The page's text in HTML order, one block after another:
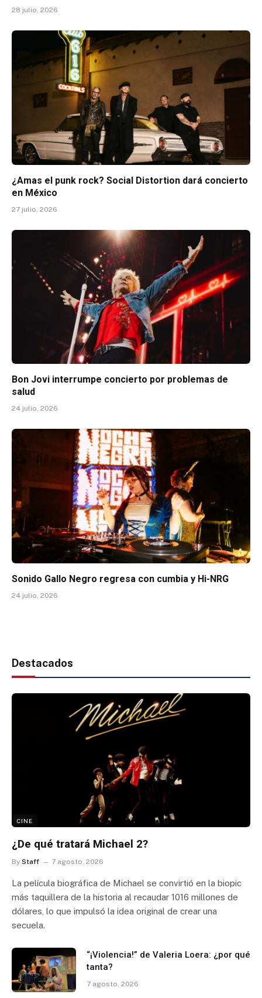
28 julio, 2026
¿Amas el punk rock? Social Distortion dará concierto
en México
27 julio, 2026
Bon Jovi interrumpe concierto por problemas de
salud
24 julio, 2026
Sonido Gallo Negro regresa con cumbia y Hi-NRG
24 julio, 2026
Destacados
CINE
¿De qué tratará Michael 2?
By Staff 7 agosto, 2026
La película biográfica de Michael se convirtió en la biopic
más taquillera de la historia al recaudar 1016 millones de
dólares, lo que impulsó la idea original de crear una
secuela.
“¡Violencia!” de Valeria Loera: ¿por qué
tanta?
7 agosto, 2026